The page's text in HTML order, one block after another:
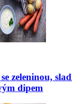
zeleninou,
dipem